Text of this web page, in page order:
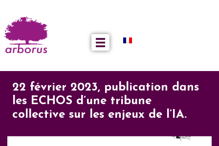
22 février 2023, publication dans
les ECHOS d’une tribune
collective sur les enjeux de l’IA.